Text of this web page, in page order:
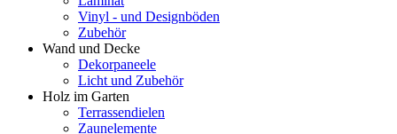
Vinyl - und Designböden
Zubehör
Wand und Decke
Dekorpaneele
Licht und Zubehör
Holz im Garten
Terrassendielen
Zaunelemente